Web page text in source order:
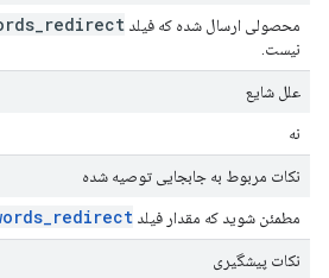
محصولی ارسال شده که فیلد redirect
نیست.
علل شایع
نه
نکات مربوط به جابجایی توصیه شده
مطمئن شوید که مقدار فیلد
نکات پیشگیری